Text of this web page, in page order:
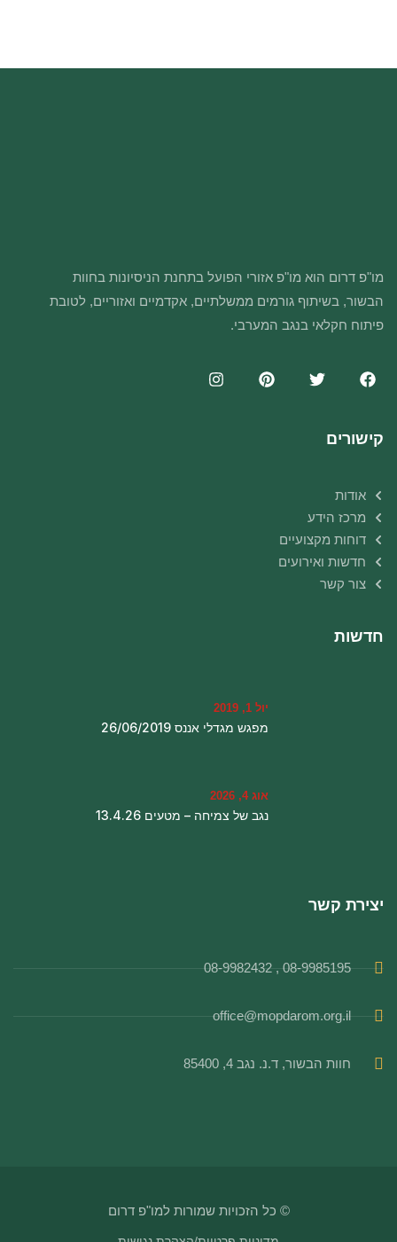
מו"פ דרום הוא מו"פ אזורי הפועל בתחנת הניסיונות בחוות
הבשור, בשיתוף גורמים ממשלתיים, אקדמיים ואזוריים, לטובת
פיתוח חקלאי בנגב המערבי.
קישורים
אודות
מרכז הידע
דוחות מקצועיים
חדשות ואירועים
צור קשר
חדשות
יול 1, 2019
מפגש מגדלי אננס 26/06/2019
אוג 4, 2026
נגב של צמיחה – מטעים 13.4.26
יצירת קשר
08-9985195 , 08-9982432
office@mopdarom.org.il
חוות הבשור, ד.נ. נגב 4, 85400
© כל הזכויות שמורות למו"פ דרום